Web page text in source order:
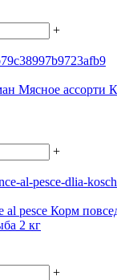
+
Мясное ассорти
+
al pesce Корм
2 кг
+